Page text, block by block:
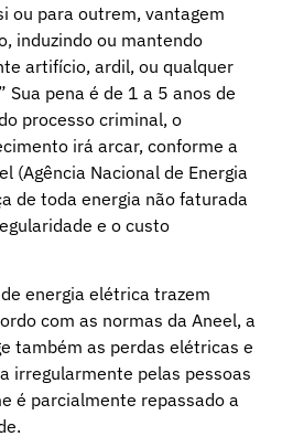
ou para outrem, vantagem
induzindo ou mantendo
artifício, ardil, ou qualquer
pena é de 1 a 5 anos de
processo criminal, o
irá arcar, conforme a
(Agência Nacional de Energia
de toda energia não faturada
e o custo
energia elétrica trazem
com as normas da Aneel, a
também as perdas elétricas e
irregularmente pelas pessoas
é parcialmente repassado a